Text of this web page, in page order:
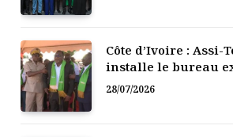
Côte d’Ivoire : Assi-
installe le bureau
mutuelle de
28/07/2026